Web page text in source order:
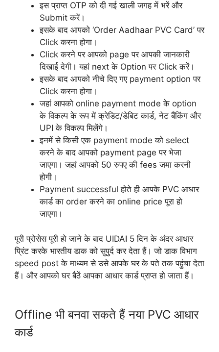
इस प्राप्त OTP को दी गई खाली जगह में भरें और
Submit करें।
इसके बाद आपको ‘Order Aadhaar PVC Card’ पर
Click करना होगा।
Click करने पर आपको page पर आपकी जानकारी
दिखाई देगी। यहां next के Option पर Click करें।
इसके बाद आपको नीचे दिए गए payment option पर
Click करना होगा।
जहां आपको online payment mode के option
के विकल्प के रूप में क्रेडिट/डेबिट कार्ड, नेट बैंकिंग और
UPI के विकल्प मिलेंगे।
इनमें से किसी एक payment mode को select
करने के बाद आपको payment page पर भेजा
जाएगा। जहां आपको 50 रुपए की fees जमा करनी
होगी।
Payment successful होते ही आपके PVC आधार
कार्ड का order करने का online price पूरा हो
जाएगा।
पूरी प्रोसेस पूरी हो जाने के बाद UIDAI 5 दिन के अंदर आधार
प्रिंट करके भारतीय डाक को सुपुर्द कर देता हैं। जो डाक विभाग
speed post के माध्यम से उसे आपके घर के पते तक पहुंचा देता
हैं। और आपको घर बैठें आपका आधार कार्ड प्राप्त हो जाता हैं।
Offline भी बनवा सकते हैं नया PVC आधार
कार्ड